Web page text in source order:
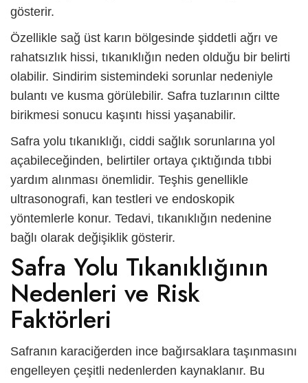
gösterir.
Özellikle sağ üst karın bölgesinde şiddetli ağrı ve
rahatsızlık hissi, tıkanıklığın neden olduğu bir belirti
olabilir. Sindirim sistemindeki sorunlar nedeniyle
bulantı ve kusma görülebilir. Safra tuzlarının ciltte
birikmesi sonucu kaşıntı hissi yaşanabilir.
Safra yolu tıkanıklığı, ciddi sağlık sorunlarına yol
açabileceğinden, belirtiler ortaya çıktığında tıbbi
yardım alınması önemlidir. Teşhis genellikle
ultrasonografi, kan testleri ve endoskopik
yöntemlerle konur. Tedavi, tıkanıklığın nedenine
bağlı olarak değişiklik gösterir.
Safra Yolu Tıkanıklığının
Nedenleri ve Risk
Faktörleri
Safranın karaciğerden ince bağırsaklara taşınmasını
engelleyen çeşitli nedenlerden kaynaklanır. Bu